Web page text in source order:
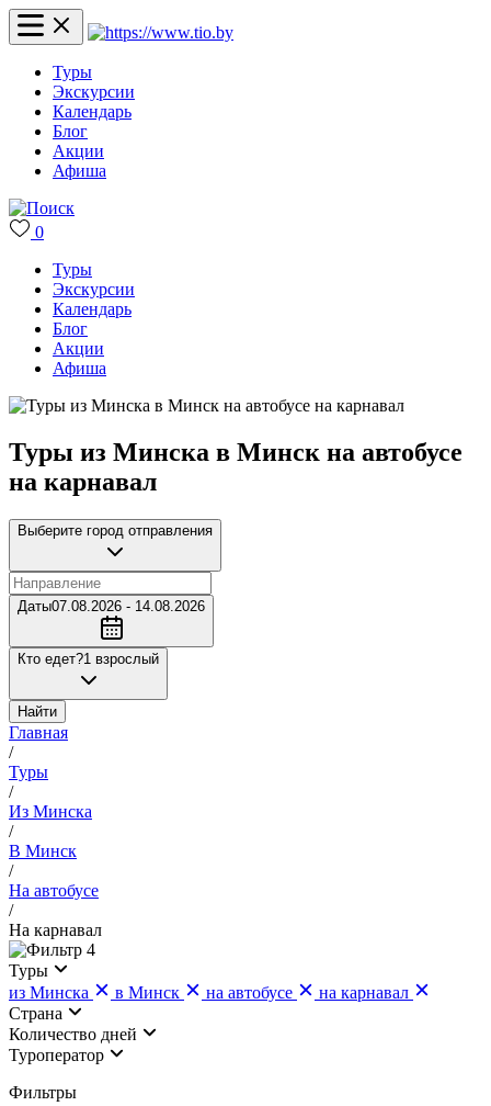
Туры
Экскурсии
Календарь
Блог
Акции
Афиша
0
Туры
Экскурсии
Календарь
Блог
Акции
Афиша
Туры из Минска в Минск на автобусе
на карнавал
Выберите город отправления
Даты07.08.2026 - 14.08.2026
Кто едет?1 взрослый
Найти
Главная
/
Туры
/
Из Минска
/
В Минск
/
На автобусе
/
На карнавал
4
Туры
из Минска
в Минск на автобусе
на карнавал
Страна
Количество дней
Туроператор
Фильтры